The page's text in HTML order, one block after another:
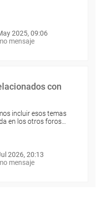
2025, 09:06
mensaje
con
incluir esos temas
en los otros foros…
2026, 20:13
mensaje